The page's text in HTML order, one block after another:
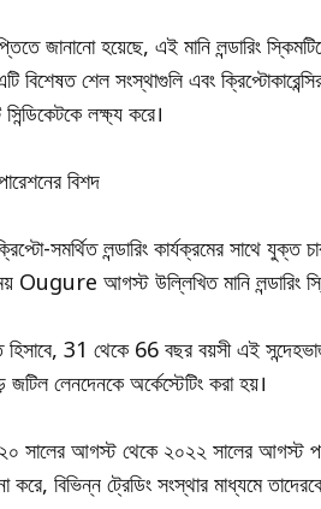
জানানো হয়েছে, এই মানি লন্ডারিং
বিশেষত শেল সংস্থাগুলি এবং
লক্ষ্য করে।
বিশদ
সমর্থিত লন্ডারিং কার্যক্রমের সাথে
Ougure আগস্ট উল্লিখিত মানি লন্ডারিং
হিসাবে, 31 থেকে 66 বছর বয়সী এই
লেনদেনকে অর্কেস্টেটিং করা হয়।
সালের আগস্ট থেকে ২০২২ সালের আগস্ট
করে, বিভিন্ন ট্রেডিং সংস্থার মাধ্যমে